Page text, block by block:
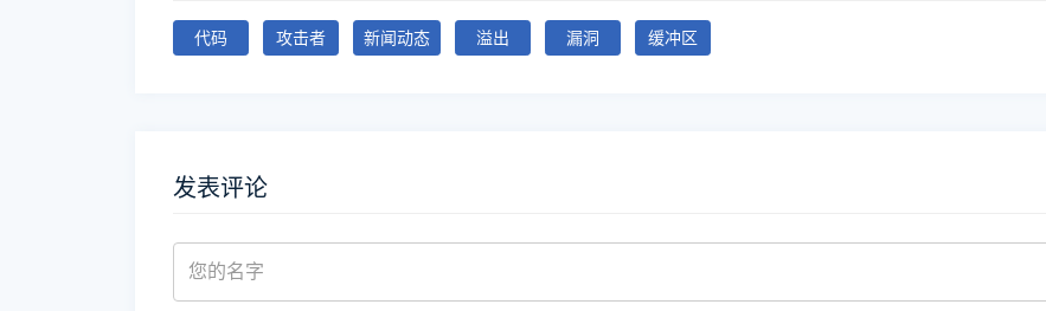
代码 攻击者 新闻动态 溢出 漏洞 缓冲区
发表评论